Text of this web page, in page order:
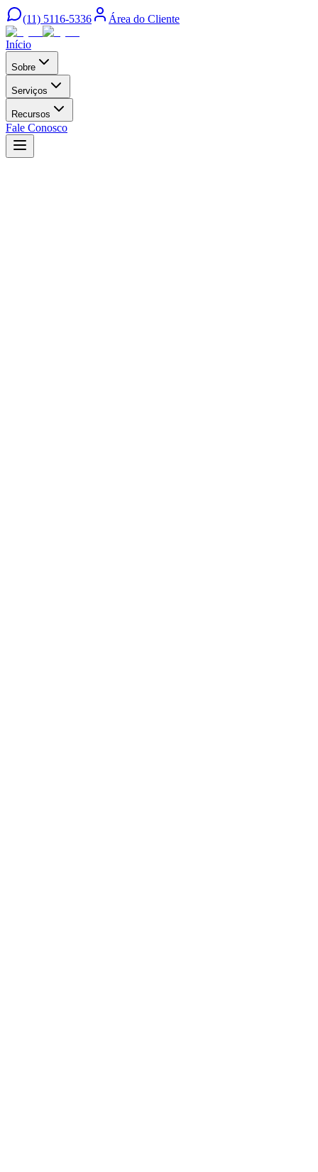
(11) 5116-5336 Área do Cliente
Início
Sobre
Serviços
Recursos
Fale Conosco